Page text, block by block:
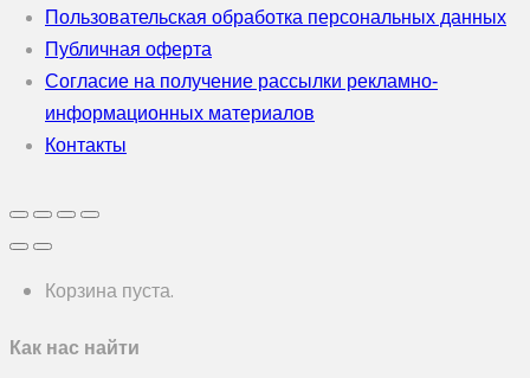
Пользовательская обработка персональных данных
Публичная оферта
Согласие на получение рассылки рекламно-
информационных материалов
Контакты
Корзина пуста.
Как нас найти